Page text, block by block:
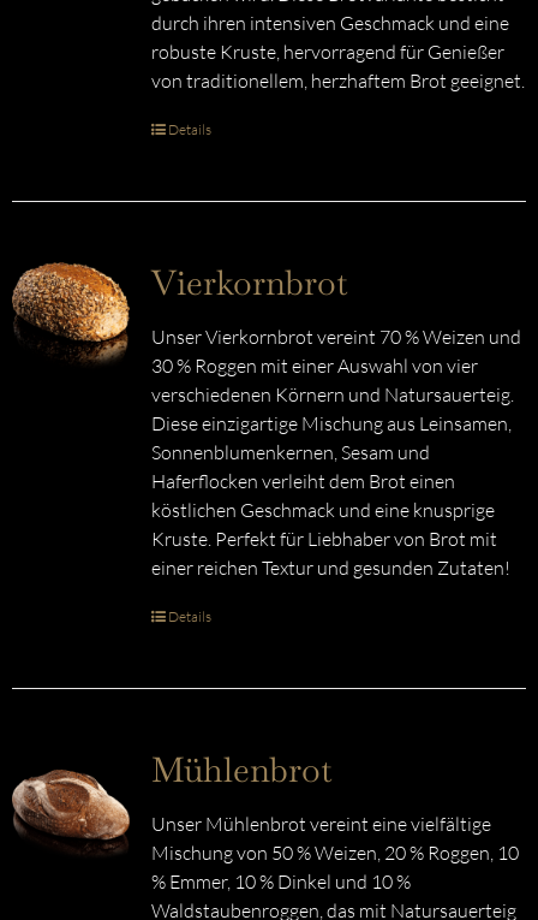
durch ihren intensiven Geschmack und eine
robuste Kruste, hervorragend für Genießer
von traditionellem, herzhaftem Brot geeignet.
Details
Vierkornbrot
Unser Vierkornbrot vereint 70 % Weizen und
30 % Roggen mit einer Auswahl von vier
verschiedenen Körnern und Natursauerteig.
Diese einzigartige Mischung aus Leinsamen,
Sonnenblumenkernen, Sesam und
Haferflocken verleiht dem Brot einen
köstlichen Geschmack und eine knusprige
Kruste. Perfekt für Liebhaber von Brot mit
einer reichen Textur und gesunden Zutaten!
Details
Mühlenbrot
Unser Mühlenbrot vereint eine vielfältige
Mischung von 50 % Weizen, 20 % Roggen, 10
% Emmer, 10 % Dinkel und 10 %
Waldstaubenroggen, das mit Natursauerteig